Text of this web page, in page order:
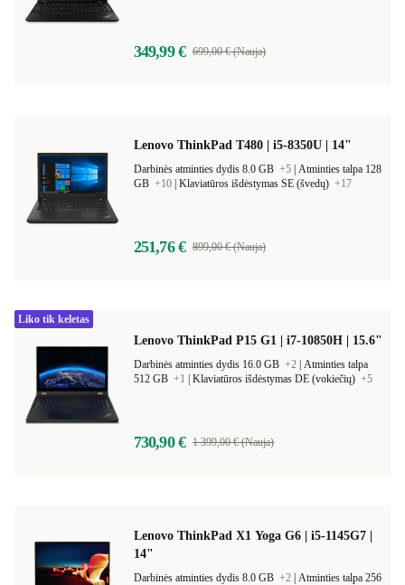
349,99 € 699,00 € (Nauja)
Lenovo ThinkPad T480 | i5-8350U | 14"
Darbinės atminties dydis 8.0 GB +5 Atminties talpa 128
GB +10 Klaviatūros išdėstymas SE (švedų) +17
251,76 € 899,00 € (Nauja)
Lenovo ThinkPad P15 G1 | i7-10850H | 15.6"
Darbinės atminties dydis 16.0 GB +2 Atminties talpa
512 GB +1 Klaviatūros išdėstymas DE (vokiečių) +5
730,90 € 1 399,00 € (Nauja)
Liko tik keletas
Lenovo ThinkPad X1 Yoga G6 | i5-1145G7 |
14"
Darbinės atminties dydis 8.0 GB +2 Atminties talpa 256